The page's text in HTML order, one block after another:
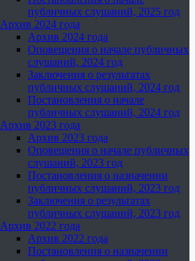
публичных слушаний, 2025 год
Архив 2024 года
Архив 2024 года
Оповещения о начале публичных
слушаний, 2024 год
Заключения о результатах
публичных слушаний, 2024 год
Постановления о начале
публичных слушаний, 2024 год
Архив 2023 года
Архив 2023 года
Оповещения о начале публичных
слушаний, 2023 год
Постановления о назначении
публичных слушаний, 2023 год
Заключения о результатах
публичных слушаний, 2023 год
Архив 2022 года
Архив 2022 года
Постановления о назначении